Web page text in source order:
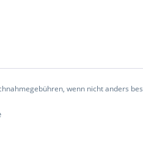
wenn nicht anders